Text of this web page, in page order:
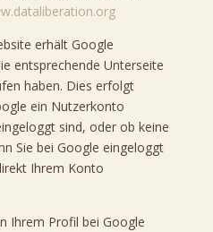
erhält Google
entsprechende Unterseite
haben. Dies erfolgt
ein Nutzerkonto
sind, oder ob keine
Sie bei Google eingeloggt
Ihrem Konto
Ihrem Profil bei Google